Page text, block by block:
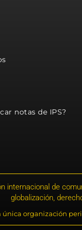
notas de IPS?
internacional de
globalización,
única organización